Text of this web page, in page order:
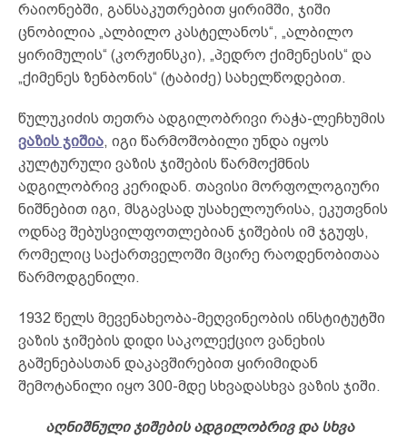
რაიონებში, განსაკუთრებით ყირიმში, ჯიში
ცნობილია „ალბილო კასტელანოს“, „ალბილო
ყირიმულის“ (კორჟინსკი), „პედრო ქიმენესის“ და
„ქიმენეს ზენბონის“ (ტაბიძე) სახელწოდებით.
წულუკიძის თეთრა ადგილობრივი რაჭა-ლეჩხუმის
ვაზის ჯიშია, იგი წარმოშობილი უნდა იყოს
კულტურული ვაზის ჯიშების წარმოქმნის
ადგილობრივ კერიდან. თავისი მორფოლოგიური
ნიშნებით იგი, მსგავსად უსახელოურისა, ეკუთვნის
ოდნავ შებუსვილფოთლებიან ჯიშების იმ ჯგუფს,
რომელიც საქართველოში მცირე რაოდენობითაა
წარმოდგენილი.
1932 წელს მევენახეობა-მეღვინეობის ინსტიტუტში
ვაზის ჯიშების დიდი საკოლექციო ვანეხის
გაშენებასთან დაკავშირებით ყირიმიდან
შემოტანილი იყო 300-მდე სხვადასხვა ვაზის ჯიში.
აღნიშნული ჯიშების ადგილობრივ და სხვა